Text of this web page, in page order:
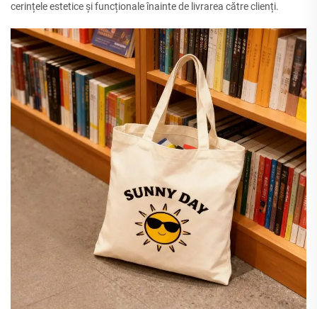
cerințele estetice și funcționale înainte de livrarea către clienți.